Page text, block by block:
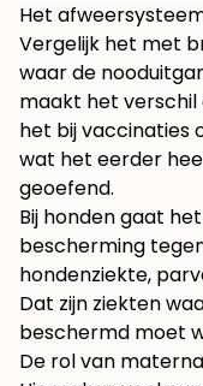
Het
Vergelijk het met
waar de
maakt het verschil
het bij vaccinaties
wat het eerder
geoefend.
Bij honden gaat
bescherming
hondenziekte,
Dat zijn ziekten
beschermd moet
De rol van